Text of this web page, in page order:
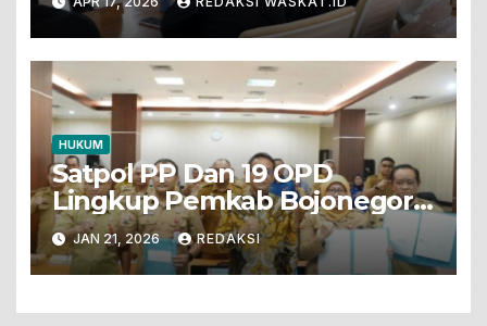
Pencegahan Korupsi
HUKUM
Satpol PP Dan 19 OPD
Lingkup Pemkab Bojonegoro
Tandatangani Komitmen
Sinergitas Wujudkan
Ketertiban Dan
Ketenteraman
JAN 21, 2026 REDAKSI